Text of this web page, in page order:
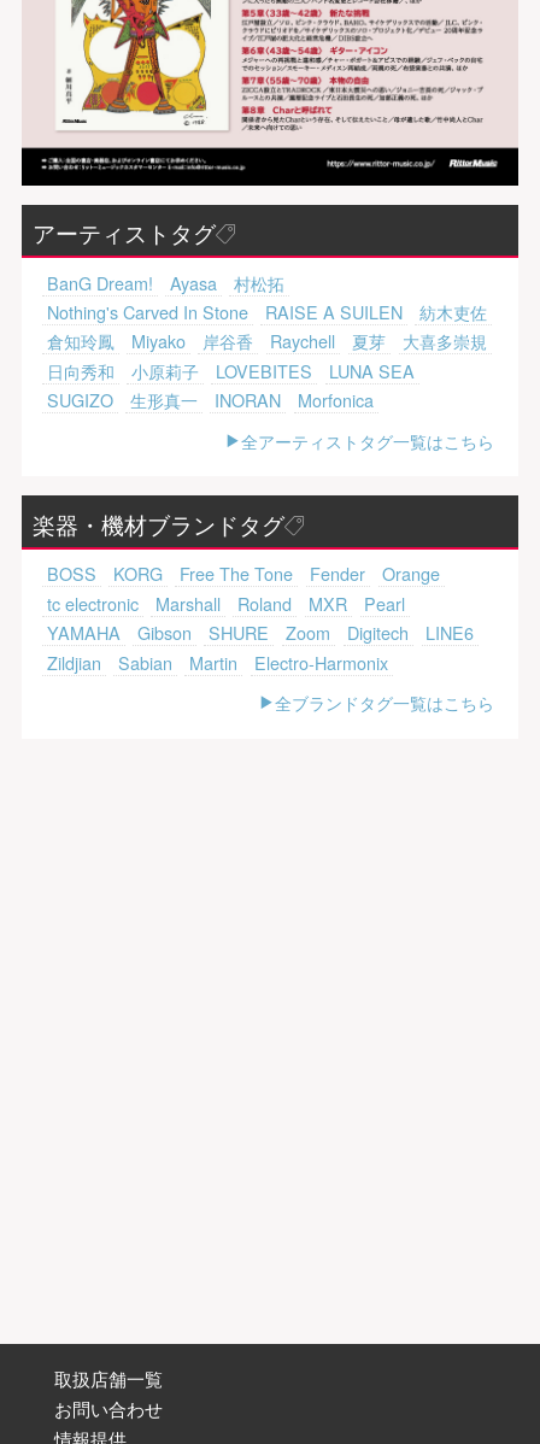
アーティストタグ
BanG Dream! Ayasa
村松拓
Nothing's Carved In Stone
RAISE A SUILEN
紡木吏佐
倉知玲鳳
Miyako 岸谷香 Raychell 夏芽
大喜多崇規
日向秀和
小原莉子 LOVEBITES
LUNA SEA
SUGIZO
生形真一 INORAN
Morfonica
全アーティストタグ一覧はこちら
楽器・機材ブランドタグ
BOSS KORG Free The Tone Fender
Orange
tc electronic
Marshall Roland MXR
Pearl
YAMAHA
Gibson SHURE Zoom Digitech
LINE6
Zildjian
Sabian Martin
Electro-Harmonix
全ブランドタグ一覧はこちら
取扱店舗一覧
お問い合わせ
情報提供